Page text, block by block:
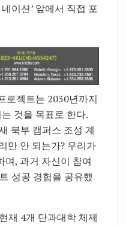
이션’ 앞에서 직접 포
로젝트는 2030년까지
것을 목표로 한다.
북부 캠퍼스 조성 계
만 안 되는가? 우리가
며, 과거 자신이 참여
성공 경험을 공유했
재 4개 단과대학 체제